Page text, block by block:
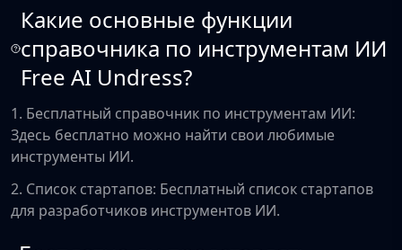
Какие основные функции
справочника по инструментам ИИ
Free AI Undress?
1. Бесплатный справочник по инструментам ИИ:
Здесь бесплатно можно найти свои любимые
инструменты ИИ.
2. Список стартапов: Бесплатный список стартапов
для разработчиков инструментов ИИ.